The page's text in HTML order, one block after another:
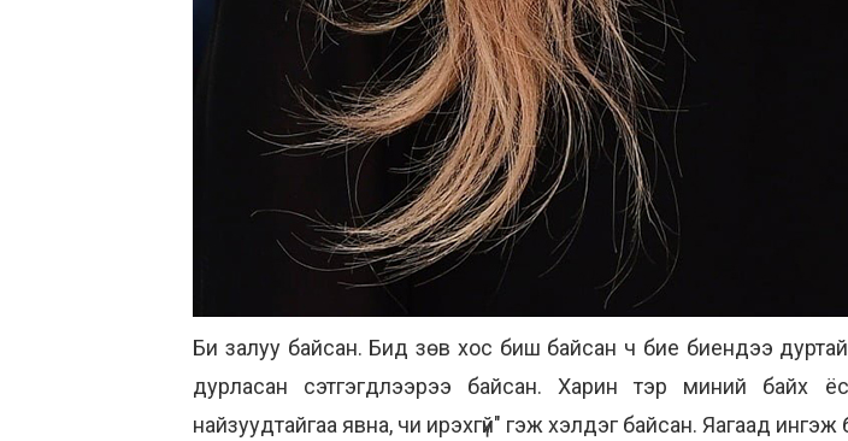
Би залуу байсан. Бид зөв хос биш байсан ч бие биендээ
дурласан сэтгэгдлээрээ байсан. Харин тэр миний байх
найзуудтайгаа явна, чи ирэхгүй" гэж хэлдэг байсан. Яагаад